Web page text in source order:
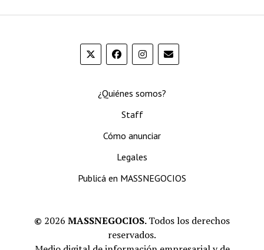
¿Quiénes somos?
Staff
Cómo anunciar
Legales
Publicá en MASSNEGOCIOS
© 2026 MASSNEGOCIOS.Todos los derechos
reservados.